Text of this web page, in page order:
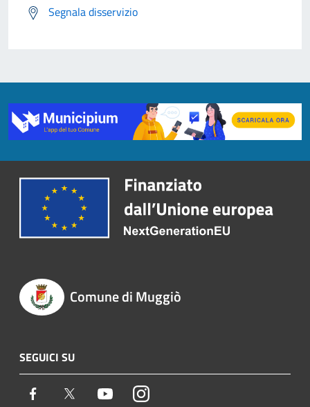
Segnala disservizio
Comune di Muggiò
SEGUICI SU
Facebook Twitter YoutubeInstagram